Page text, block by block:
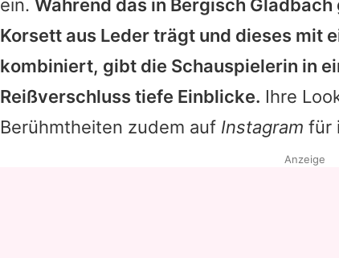
ein. Während das in Bergisch
Korsett aus Leder trägt und dieses mit
kombiniert, gibt die Schauspielerin in
Reißverschluss tiefe Einblicke. Ihre
Berühmtheiten zudem auf Instagram für
Anzeige